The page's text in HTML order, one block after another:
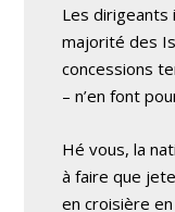
Les dirigeants
majorité des
concessions
– n’en font
Hé vous, la
à faire que
en croisière en